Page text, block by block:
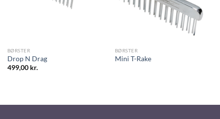
BØRSTER
Drop N Drag
499,00 kr.
BØRSTER
Mini T-Rake